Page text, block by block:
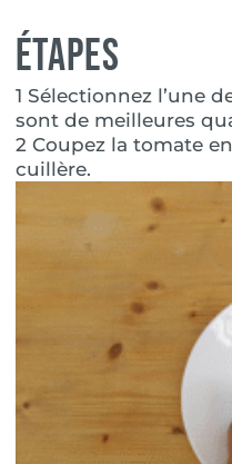
Étapes
1 Sélectionnez l’une
sont de meilleures
2 Coupez la tomate
cuillère.